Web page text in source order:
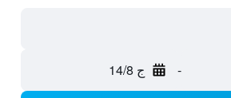
- ج 14/8